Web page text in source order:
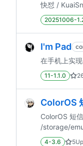
快怼 /
20251006-
I'm Pad
在手机上实
11-1.1.0
ColorOS
ColorOS 短
/storage/
4-3.6 5